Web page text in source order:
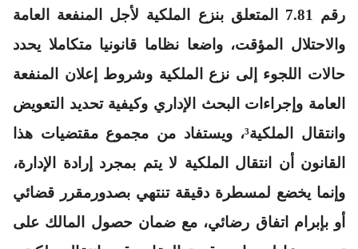
رقم 7.81 المتعلق بنزع الملكية لأجل المنفعة العامة
والاحتلال المؤقت، واضعا نظاما قانونيا متكاملا يحدد
حالات اللجوء إلى نزع الملكية وشروط إعلان المنفعة
العامة وإجراءات البحث الإداري وكيفية تحديد التعويض
وانتقال الملكية³، ويستفاد من مجموع مقتضيات هذا
القانون أن انتقال الملكية لا يتم بمجرد إرادة الإدارة،
وإنما يخضع لمسطرة دقيقة تنتهي بصدورمقرر قضائي
أو بإبرام اتفاق رضائي، مع ضمان حصول المالك على